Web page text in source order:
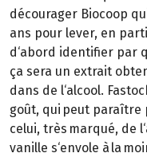
décourager Biocoop
ans pour lever, en
d‘abord identifier par
ça sera un extrait
dans de l‘alcool.
goût, qui peut paraître
celui, très marqué, de
vanille s‘envole à la